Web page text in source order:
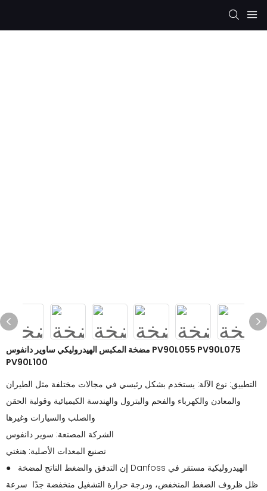
مضخة المكبس الهيدروليكي ساوير دانفوس PV90L055 PV90L075
PV90L100
التطبيق: نوع الآلة: يستخدم بشكل رئيسي في مجالات مختلفة مثل الطيران
والمعادن والكهرباء والفحم والبترول والهندسة الكيميائية وقولبة الحقن
والصلب والسيارات وغيرها
الشركة المصنعة: سوير دانفوس
تصنيع المعدات الأصلية: هنغتي
● إن التدفق والضغط الناتج لمضخة Danfoss الهيدروليكية مستقر في
ظل ظروف الضغط المنخفض، ودرجة حرارة التشغيل منخفضة جدًا سرعة